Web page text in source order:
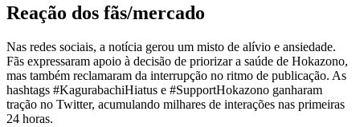
Reação dos fãs/mercado
Nas redes sociais, a notícia gerou um misto de alívio e ansiedade.
Fãs expressaram apoio à decisão de priorizar a saúde de Hokazono,
mas também reclamaram da interrupção no ritmo de publicação. As
hashtags #KagurabachiHiatus e #SupportHokazono ganharam
tração no Twitter, acumulando milhares de interações nas primeiras
24 horas.